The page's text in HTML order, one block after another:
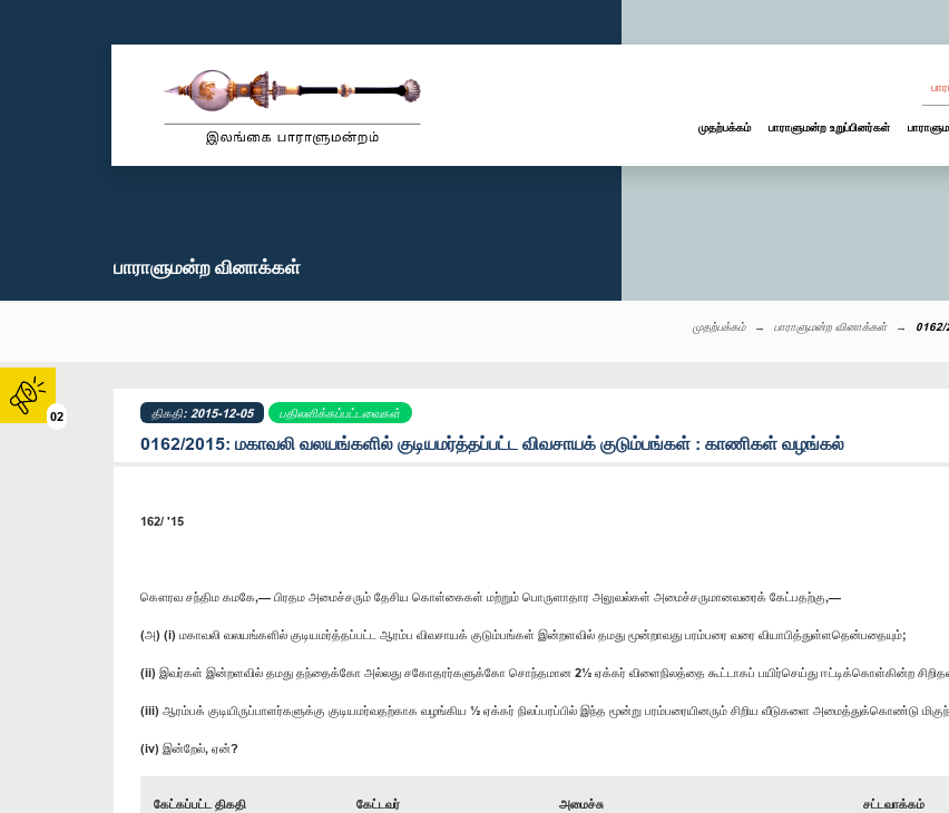
02
முதற்பக்கம் பாராளுமன்ற உறுப்பினர்கள்
பாராளுமன்ற வினாக்கள்
முதற்பக்கம் பாராளுமன்ற வினாக்கள்
திகதி: 2015-12-05 பதிலளிக்கப்பட்டவைகள்
0162/2015: மகாவலி வலயங்களில் குடியமர்த்தப்பட்ட விவசாயக் குடும்பங்கள் : காணிகள் வழங்கல்
162/ '15
கௌரவ சந்திம கமகே,— பிரதம அமைச்சரும் தேசிய கொள்கைகள் மற்றும் பொருளாதார அலுவல்கள் அமைச்சருமானவரைக் கேட்பதற்கு,—
(அ) (i) மகாவலி வலயங்களில் குடியமர்த்தப்பட்ட ஆரம்ப விவசாயக் குடும்பங்கள் இன்றளவில் தமது மூன்றாவது பரம்பரை வரை வியாபித்துள்ளதென்பதையும்;
(ii) இவர்கள் இன்றளவில் தமது தந்தைக்கோ அல்லது சகோதரர்களுக்கோ சொந்தமான 2½ ஏக்கர் விளைநிலத்தை கூட்டாகப் பயிர்செய்து ஈட்டிக்கொள்கின்ற
(iii) ஆரம்பக் குடியிருப்பாளர்களுக்கு குடியமர்வதற்காக வழங்கிய ½ ஏக்கர் நிலப்பரப்பில் இந்த மூன்று பரம்பரையினரும் சிறிய வீடுகளை அமைத்துக்கொண்டு
(iv) இன்றேல், ஏன்?
கேட்கப்பட்ட திகதி
கேட்டவர்
அமைச்சு
சட்டவாக்கம்